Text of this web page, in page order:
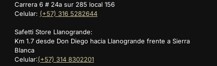
Carrera 6 # 24a sur 285 local 156
Celular: (+57) 316 5282644
Safetti Store Llanogrande:
Km 1.7 desde Don Diego hacia Llanogrande frente a Sierra
Blanca
Celular:(+57) 314 8302201